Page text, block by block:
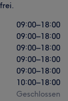
09:00–18:00
09:00–18:00
09:00–18:00
09:00–18:00
09:00–18:00
10:00–18:00
Geschlossen